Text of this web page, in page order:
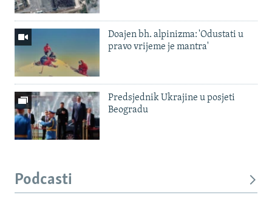
Doajen bh. alpinizma: 'Odustati u
pravo vrijeme je mantra'
Predsjednik Ukrajine u posjeti
Beogradu
Podcasti